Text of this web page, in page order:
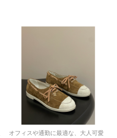
オフィスや通勤に最適な、大人可愛